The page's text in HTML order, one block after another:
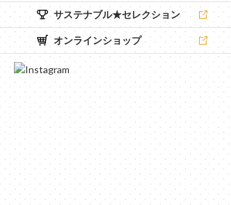
サステナブル★セレクション
オンラインショップ